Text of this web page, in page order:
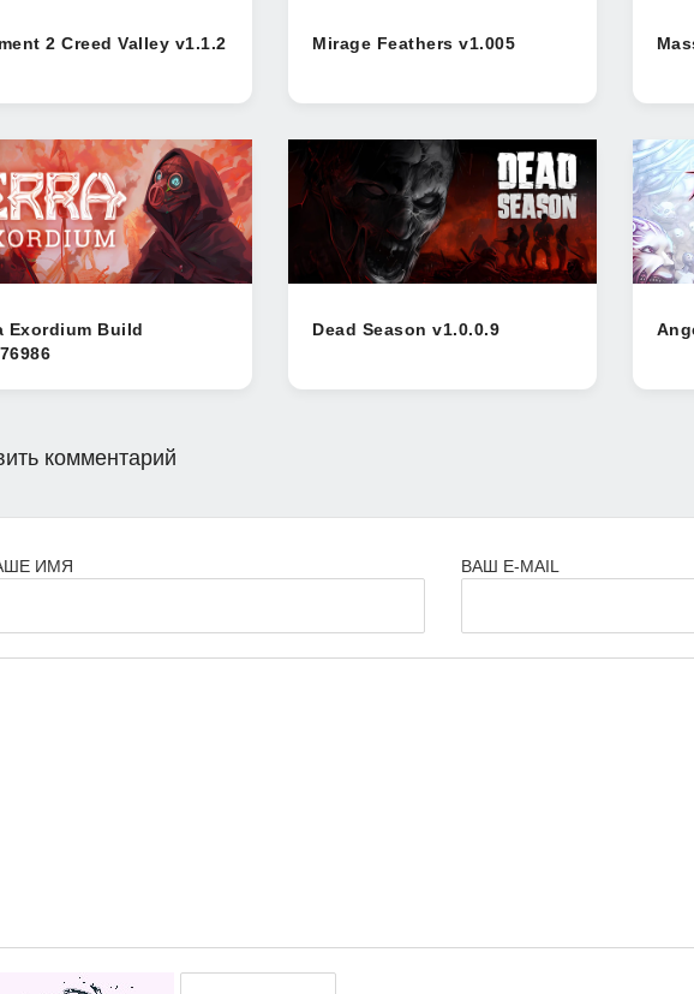
2 Creed Valley v1.1.2 Mirage Feathers v1.005
Exordium Build
Dead Season v1.0.0.9
комментарий
ИМЯ ВАШ E-MAIL